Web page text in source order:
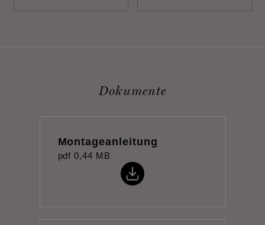
Dokumente
Montageanleitung
pdf 0,44 MB